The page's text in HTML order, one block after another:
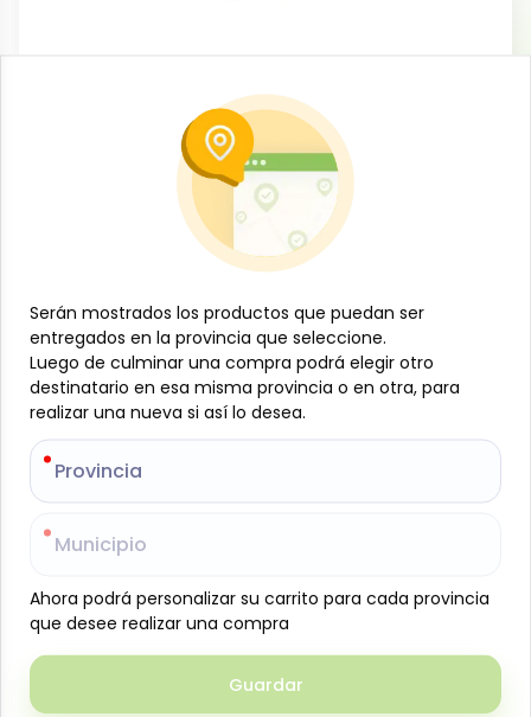
Caja de jugos sabor Pera, Jumex (24 x
MAY-001-2075
Especificaciones
-
Caja de jugos sabor pera Jumex, presentada en 24
latas individuales de 335 ml cada una, ideal para
negocios, cafeterías, eventos. Elaborado con néctar
de fruta, ofrece un sabor dulce y refrescante que lo
convierte en una opción práctica y de alta rotación.
conservación y transporte, siendo perfecto para
consumo inmediato o distribución en puntos de
Serán mostrados los productos que puedan ser
entregados en la provincia que seleccione.
Luego de culminar una compra podrá elegir otro
destinatario en esa misma provincia o en otra, para
realizar una nueva si así lo desea.
Provincia
Municipio
Ahora podrá personalizar su carrito para cada provincia
que desee realizar una compra
Guardar
Serán mostrados los productos que puedan ser
entregados en la provincia que seleccione.
Luego de culminar una compra podrá elegir otro
destinatario en esa misma provincia o en otra, para
realizar una nueva si así lo desea.
Provincia
Municipio
Ahora podrá personalizar su carrito para cada provincia
que desee realizar una compra
Guardar